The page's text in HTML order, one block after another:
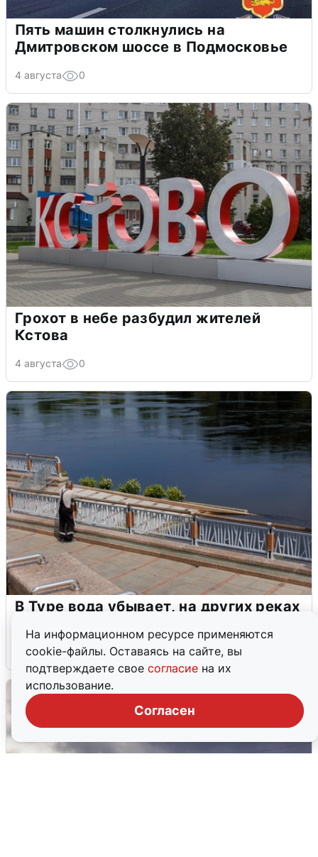
На информационном ресурсе применяются
cookie-файлы. Оставаясь на сайте, вы
подтверждаете свое согласие на их
использование.
Согласен
Пять машин столкнулись на
Дмитровском шоссе в Подмосковье
4 августа 0
Грохот в небе разбудил жителей
Кстова
4 августа 0
В Туре вода убывает, на других реках
4 августа 0